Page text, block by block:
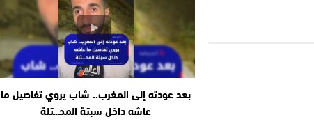
بعد عودته إلى المغرب.. شاب يروي تفاصيل ما
عاشه داخل سبتة المحـ.ـتلة